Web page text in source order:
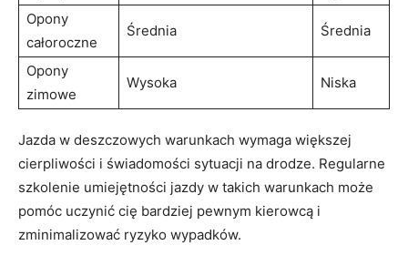
Opony
całoroczne
Średnia Średnia
Opony‌
zimowe
Wysoka Niska
Jazda w⁣ deszczowych ⁤warunkach⁤ wymaga większej
cierpliwości i świadomości sytuacji na drodze. Regularne​
szkolenie umiejętności jazdy ‌w takich warunkach może
pomóc uczynić cię bardziej ‍pewnym kierowcą i
‌zminimalizować ryzyko wypadków.